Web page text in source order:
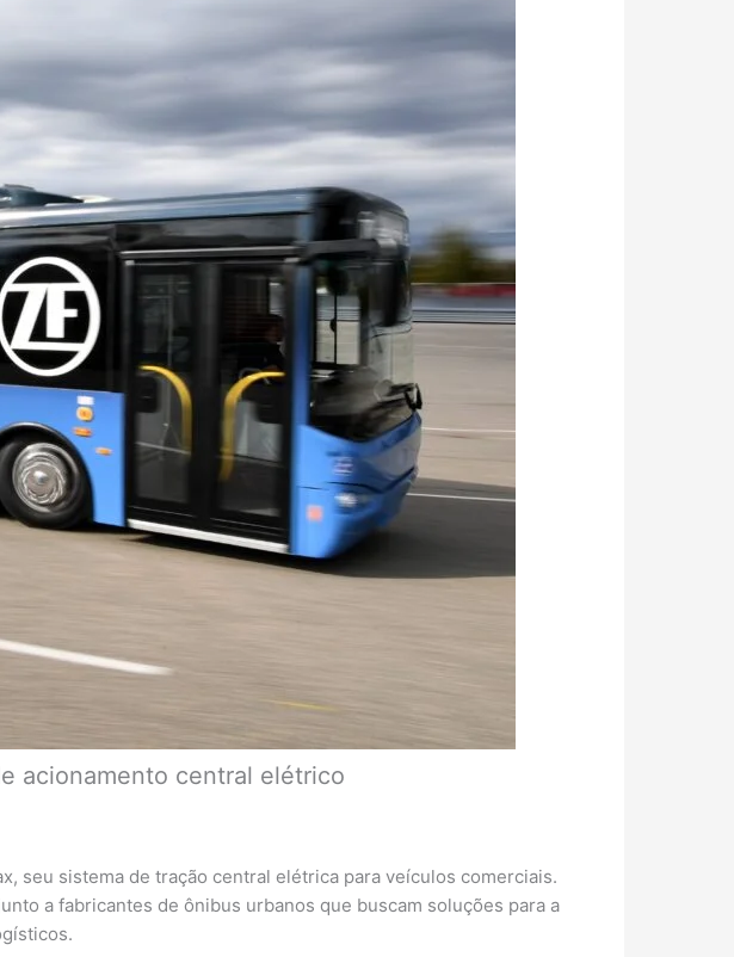
acionamento central elétrico
seu sistema de tração central elétrica para veículos comerciais.
a fabricantes de ônibus urbanos que buscam soluções para a